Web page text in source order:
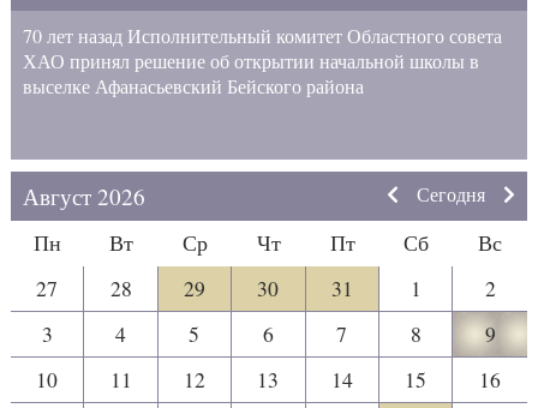
70 лет назад Исполнительный комитет Областного совета
ХАО принял решение об открытии начальной школы в
выселке Афанасьевский Бейского района
Август 2026 Сегодня
Пн Вт Ср Чт Пт Сб
Вс
27
28 29 30 31 1
2
3
4 5 6 7 8
9
10
11 12 13 14 15
16